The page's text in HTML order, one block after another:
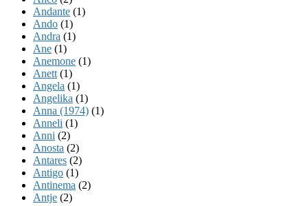
Andante (1)
Ando (1)
Andra (1)
Ane (1)
Anemone (1)
Anett (1)
Angela (1)
Angelika (1)
Anna (1974) (1)
Anneli (1)
Anni (2)
Anosta (2)
Antares (2)
Antigo (1)
Antinema (2)
Antje (2)